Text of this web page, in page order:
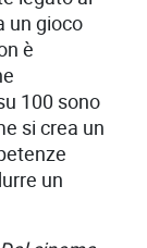
un gioco
è
100 sono
si crea un
un